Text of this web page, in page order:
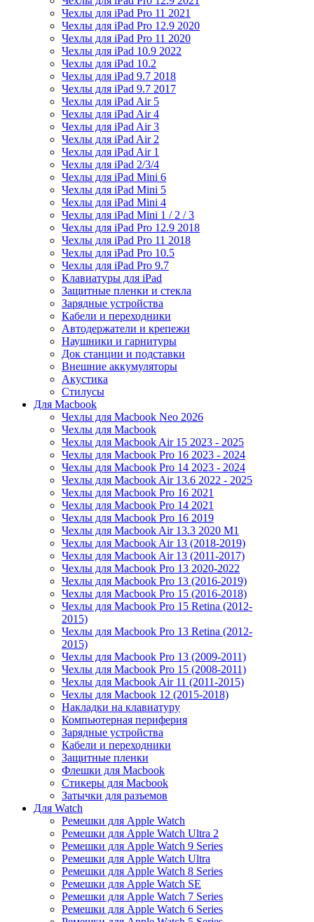
Чехлы для iPad Pro 11 2021
Чехлы для iPad Pro 12.9 2020
Чехлы для iPad Pro 11 2020
Чехлы для iPad 10.9 2022
Чехлы для iPad 10.2
Чехлы для iPad 9.7 2018
Чехлы для iPad 9.7 2017
Чехлы для iPad Air 5
Чехлы для iPad Air 4
Чехлы для iPad Air 3
Чехлы для iPad Air 2
Чехлы для iPad Air 1
Чехлы для iPad 2/3/4
Чехлы для iPad Mini 6
Чехлы для iPad Mini 5
Чехлы для iPad Mini 4
Чехлы для iPad Mini 1 / 2 / 3
Чехлы для iPad Pro 12.9 2018
Чехлы для iPad Pro 11 2018
Чехлы для iPad Pro 10.5
Чехлы для iPad Pro 9.7
Клавиатуры для iPad
Защитные пленки и стекла
Зарядные устройства
Кабели и переходники
Автодержатели и крепежи
Наушники и гарнитуры
Док станции и подставки
Внешние аккумуляторы
Акустика
Стилусы
Для Macbook
Чехлы для Macbook Neo 2026
Чехлы для Macbook
Чехлы для Macbook Air 15 2023 - 2025
Чехлы для Macbook Pro 16 2023 - 2024
Чехлы для Macbook Pro 14 2023 - 2024
Чехлы для Macbook Air 13.6 2022 - 2025
Чехлы для Macbook Pro 16 2021
Чехлы для Macbook Pro 14 2021
Чехлы для Macbook Pro 16 2019
Чехлы для Macbook Air 13.3 2020 M1
Чехлы для Macbook Air 13 (2018-2019)
Чехлы для Macbook Air 13 (2011-2017)
Чехлы для Macbook Pro 13 2020-2022
Чехлы для Macbook Pro 13 (2016-2019)
Чехлы для Macbook Pro 15 (2016-2018)
Чехлы для Macbook Pro 15 Retina (2012-
2015)
Чехлы для Macbook Pro 13 Retina (2012-
2015)
Чехлы для Macbook Pro 13 (2009-2011)
Чехлы для Macbook Pro 15 (2008-2011)
Чехлы для Macbook Air 11 (2011-2015)
Чехлы для Macbook 12 (2015-2018)
Накладки на клавиатуру
Компьютерная периферия
Зарядные устройства
Кабели и переходники
Защитные пленки
Флешки для Macbook
Стикеры для Macbook
Затычки для разъемов
Для Watch
Ремешки для Apple Watch
Ремешки для Apple Watch Ultra 2
Ремешки для Apple Watch 9 Series
Ремешки для Apple Watch Ultra
Ремешки для Apple Watch 8 Series
Ремешки для Apple Watch SE
Ремешки для Apple Watch 7 Series
Ремешки для Apple Watch 6 Series